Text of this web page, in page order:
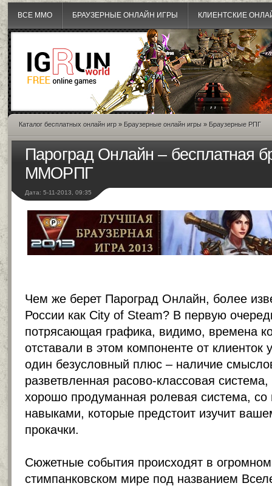
ВСЕ MMO БРАУЗЕРНЫЕ ОНЛАЙН ИГРЫ КЛИЕНТСКИЕ
Каталог бесплатных онлайн игр » Браузерные онлайн игры » Браузерные РПГ
Пароград Онлайн – бесплатная
ММОРПГ
Дата: 5-11-2013, 09:35
Чем же берет Пароград Онлайн, более
России как City of Steam? В первую
потрясающая графика, видимо, времена
отставали в этом компоненте от
один безусловный плюс – наличие
разветвленная расово-классовая система,
хорошо продуманная ролевая система,
навыками, которые предстоит изучит
прокачки.
Сюжетные события происходят в
стимпанковском мире под названием